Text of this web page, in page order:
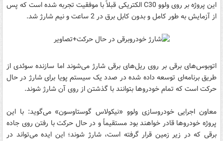
این پروژه بر روی ولوو C30 الکتریکی قبلاً با موفقیت تجربه شده است که پس
از آزمایش به طور کامل و بدون کابل برق در 2 ساعت و نیم شارژ شد.
اتوبوس‌های برقی بر روی ریل‌های برقی شارژ می‌شوند اما سازنده سوئدی از
طریق برنامه‌ای توسعه داده شده در صدد یک سیستم پویا برای شارژ در حال
حرکت است که تمام خودروها بتوانند با گذشتن از روی آن شارژ شوند.
معاون اجرایی خودروسازی ولوو «نیکولاس گوستاوسون» می‌گوید: با این
پروژه خودروها قادر خواهند بود مستقیماً و در حال حرکت با رفتن روی جاده
برقی که در زیر زمین قرار گرفته است، شارژ شوند؛ این ایده می‌تواند در